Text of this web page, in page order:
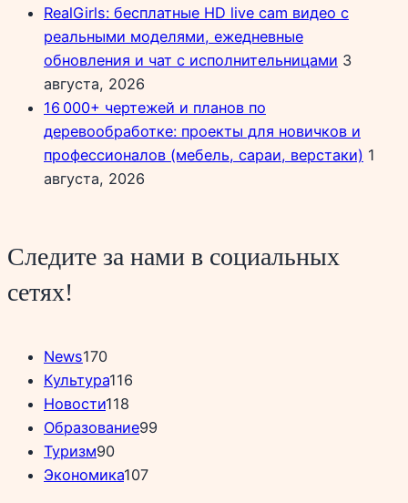
RealGirls: бесплатные HD live cam видео с
реальными моделями, ежедневные
обновления и чат с исполнительницами 3
августа, 2026
16 000+ чертежей и планов по
деревообработке: проекты для новичков и
профессионалов (мебель, сараи, верстаки) 1
августа, 2026
Следите за нами в социальных
сетях!
News170
Культура116
Новости118
Образование99
Туризм90
Экономика107